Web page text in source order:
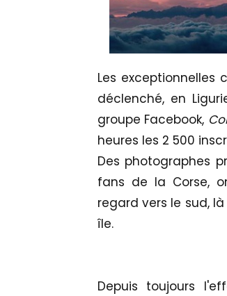
Les exceptionnelles
déclenché, en
groupe Facebook,
heures les 2 500
Des photographes
fans de la Corse,
regard vers le sud,
île.
Depuis toujours